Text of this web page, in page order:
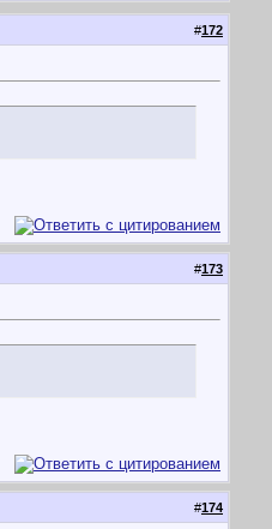
#172
#173
#174